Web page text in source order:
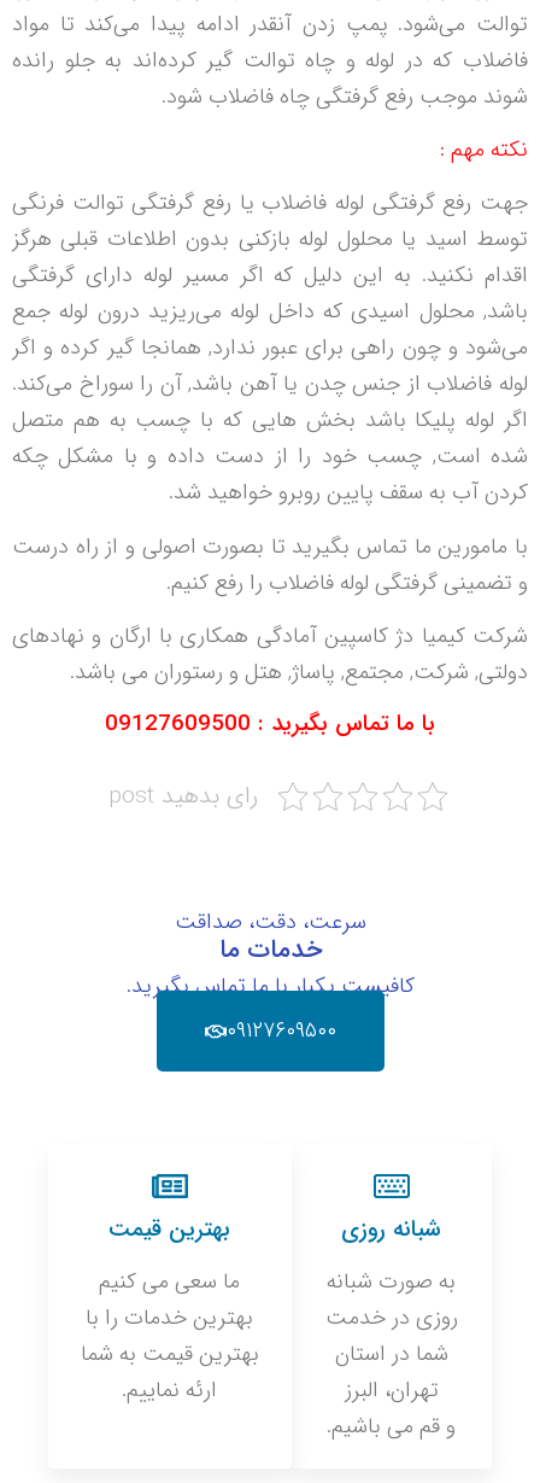
توالت می‌شود. پمپ زدن آنقدر ادامه پیدا می‌کند تا مواد
فاضلاب که در لوله و چاه توالت گیر کرده‌اند به جلو رانده
شوند موجب رفع گرفتگی چاه فاضلاب شود.
نکته مهم :
جهت رفع گرفتگی لوله فاضلاب یا رفع گرفتگی توالت فرنگی
توسط اسید یا محلول لوله بازکنی بدون اطلاعات قبلی هرگز
اقدام نکنید. به این دلیل که اگر مسیر لوله دارای گرفتگی
باشد, محلول اسیدی که داخل لوله می‌ریزید درون لوله جمع
می‌شود و چون راهی برای عبور ندارد, همانجا گیر کرده و اگر
لوله فاضلاب از جنس چدن یا آهن باشد, آن را سوراخ می‌کند.
اگر لوله پلیکا باشد بخش هایی که با چسب به هم متصل
شده است, چسب خود را از دست داده و با مشکل چکه
کردن آب به سقف پایین روبرو خواهید شد.
با مامورین ما تماس بگیرید تا بصورت اصولی و از راه درست
و تضمینی گرفتگی لوله فاضلاب را رفع کنیم.
شرکت کیمیا دژ کاسپین آمادگی همکاری با ارگان و نهادهای
دولتی, شرکت, مجتمع, پاساژ, هتل و رستوران می باشد.
با ما تماس بگیرید : 09127609500
رای بدهید post
سرعت، دقت، صداقت
خدمات ما
کافیست یکبار با ما تماس بگیرید.
۰۹۱۲۷۶۰۹۵۰۰
شبانه روزی
به صورت شبانه
روزی در خدمت
شما در استان
تهران، البرز
و قم می باشیم.
بهترین قیمت
ما سعی می کنیم
بهترین خدمات را با
بهترین قیمت به شما
ارئه نماییم.